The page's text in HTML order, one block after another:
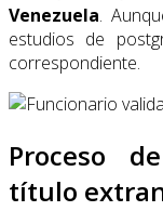
Venezuela.
estudios de
correspondiente.
Proceso
título